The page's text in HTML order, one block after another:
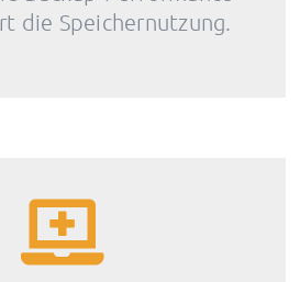
die Speichernutzung.